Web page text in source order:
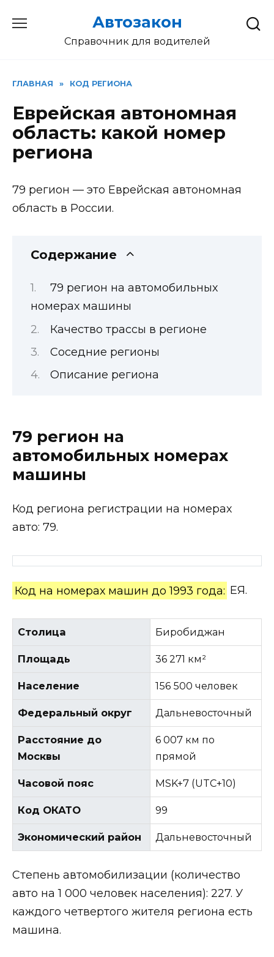
содержанию
Автозакон
Справочник для водителей
ГЛАВНАЯ » КОД РЕГИОНА
Еврейская автономная
область: какой номер
региона
79 регион — это Еврейская автономная
область в России.
Содержание
79 регион на автомобильных
номерах машины
Качество трассы в регионе
Соседние регионы
Описание региона
79 регион на
автомобильных номерах
машины
Код региона регистрации на номерах
авто: 79.
Код на номерах машин до 1993 года: ЕЯ.
Столица Биробиджан
Площадь 36 271 км²
Население 156 500 человек
Федеральный округ Дальневосточный
Расстояние до
Москвы
6 007 км по
прямой
Часовой пояс MSK+7 (UTC+10)
Код ОКАТО 99
Экономический район Дальневосточный
Степень автомобилизации (количество
авто на 1 000 человек населения): 227. У
каждого четвертого жителя региона есть
машина.